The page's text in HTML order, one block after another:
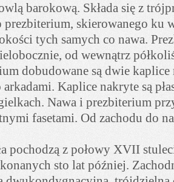
barokową. Składa się z
prezbiterium, skierowanego ku
tych samych co nawa.
od wewnątrz
dobudowane są dwie
Kaplice nakryte są
Nawa i prezbiterium
fasetami. Od zachodu do
pochodzą z połowy XVII
sto lat później.